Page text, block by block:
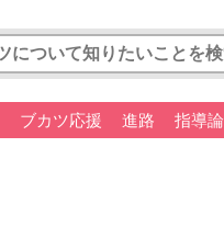
ブカツ応援 進路 指導論